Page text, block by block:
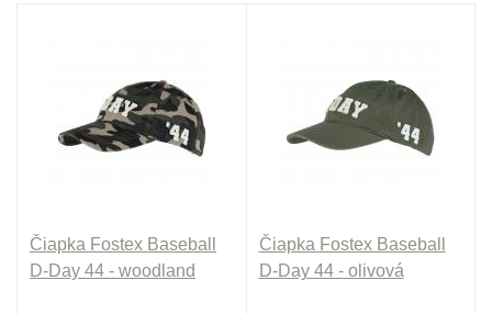
Čiapka Fostex Baseball
D-Day 44 - woodland
Čiapka Fostex Baseball
D-Day 44 - olivová